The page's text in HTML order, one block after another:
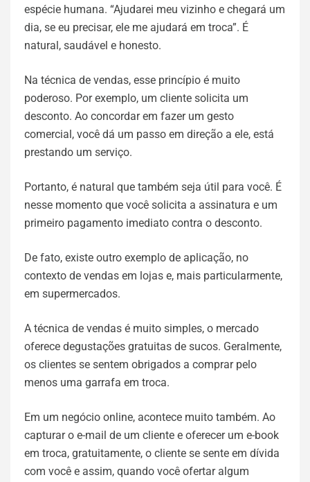
espécie humana. “Ajudarei meu vizinho e chegará um
dia, se eu precisar, ele me ajudará em troca”. É
natural, saudável e honesto.
Na técnica de vendas, esse princípio é muito
poderoso. Por exemplo, um cliente solicita um
desconto. Ao concordar em fazer um gesto
comercial, você dá um passo em direção a ele, está
prestando um serviço.
Portanto, é natural que também seja útil para você. É
nesse momento que você solicita a assinatura e um
primeiro pagamento imediato contra o desconto.
De fato, existe outro exemplo de aplicação, no
contexto de vendas em lojas e, mais particularmente,
em supermercados.
A técnica de vendas é muito simples, o mercado
oferece degustações gratuitas de sucos. Geralmente,
os clientes se sentem obrigados a comprar pelo
menos uma garrafa em troca.
Em um negócio online, acontece muito também. Ao
capturar o e-mail de um cliente e oferecer um e-book
em troca, gratuitamente, o cliente se sente em dívida
com você e assim, quando você ofertar algum